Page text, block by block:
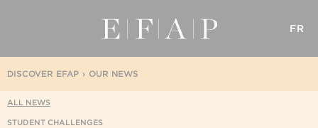
FR
OUR NEWS
DISCOVER EFAP
ALL NEWS
STUDENT CHALLENGES